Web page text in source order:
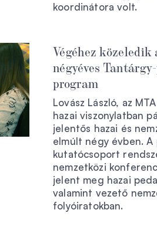
koordinátora volt.
Végéhez
négyéves
program
Lovász László, az
hazai viszonylatban
jelentős hazai és
elmúlt négy évben.
kutatócsoport
nemzetközi
jelent meg hazai
valamint vezető
folyóiratokban.